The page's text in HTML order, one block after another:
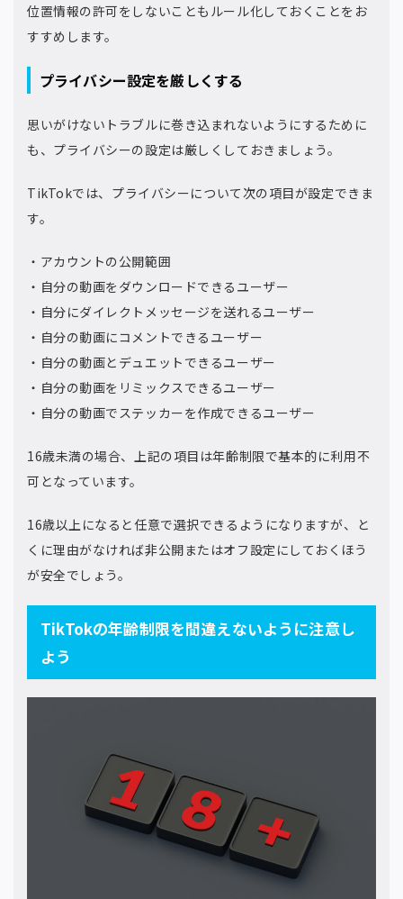
位置情報の許可をしないこともルール化しておくことをお
すすめします。
プライバシー設定を厳しくする
思いがけないトラブルに巻き込まれないようにするために
も、プライバシーの設定は厳しくしておきましょう。
TikTokでは、プライバシーについて次の項目が設定できま
す。
・アカウントの公開範囲
・自分の動画をダウンロードできるユーザー
・自分にダイレクトメッセージを送れるユーザー
・自分の動画にコメントできるユーザー
・自分の動画とデュエットできるユーザー
・自分の動画をリミックスできるユーザー
・自分の動画でステッカーを作成できるユーザー
16歳未満の場合、上記の項目は年齢制限で基本的に利用不
可となっています。
16歳以上になると任意で選択できるようになりますが、と
くに理由がなければ非公開またはオフ設定にしておくほう
が安全でしょう。
TikTokの年齢制限を間違えないように注意し
よう